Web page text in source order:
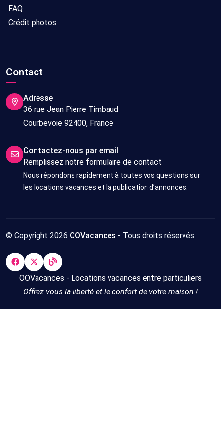
FAQ
Crédit photos
Contact
Adresse
36 rue Jean Pierre Timbaud
Courbevoie 92400, France
Contactez-nous par email
Remplissez notre formulaire de contact
Nous répondons rapidement à toutes vos questions sur
les locations vacances et la publication d’annonces.
© Copyright 2026 OOVacances - Tous droits réservés.
OOVacances - Locations vacances entre particuliers
Offrez vous la liberté et le confort de votre maison !